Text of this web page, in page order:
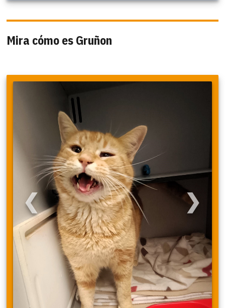
Mira cómo es Gruñon
❮ ❯